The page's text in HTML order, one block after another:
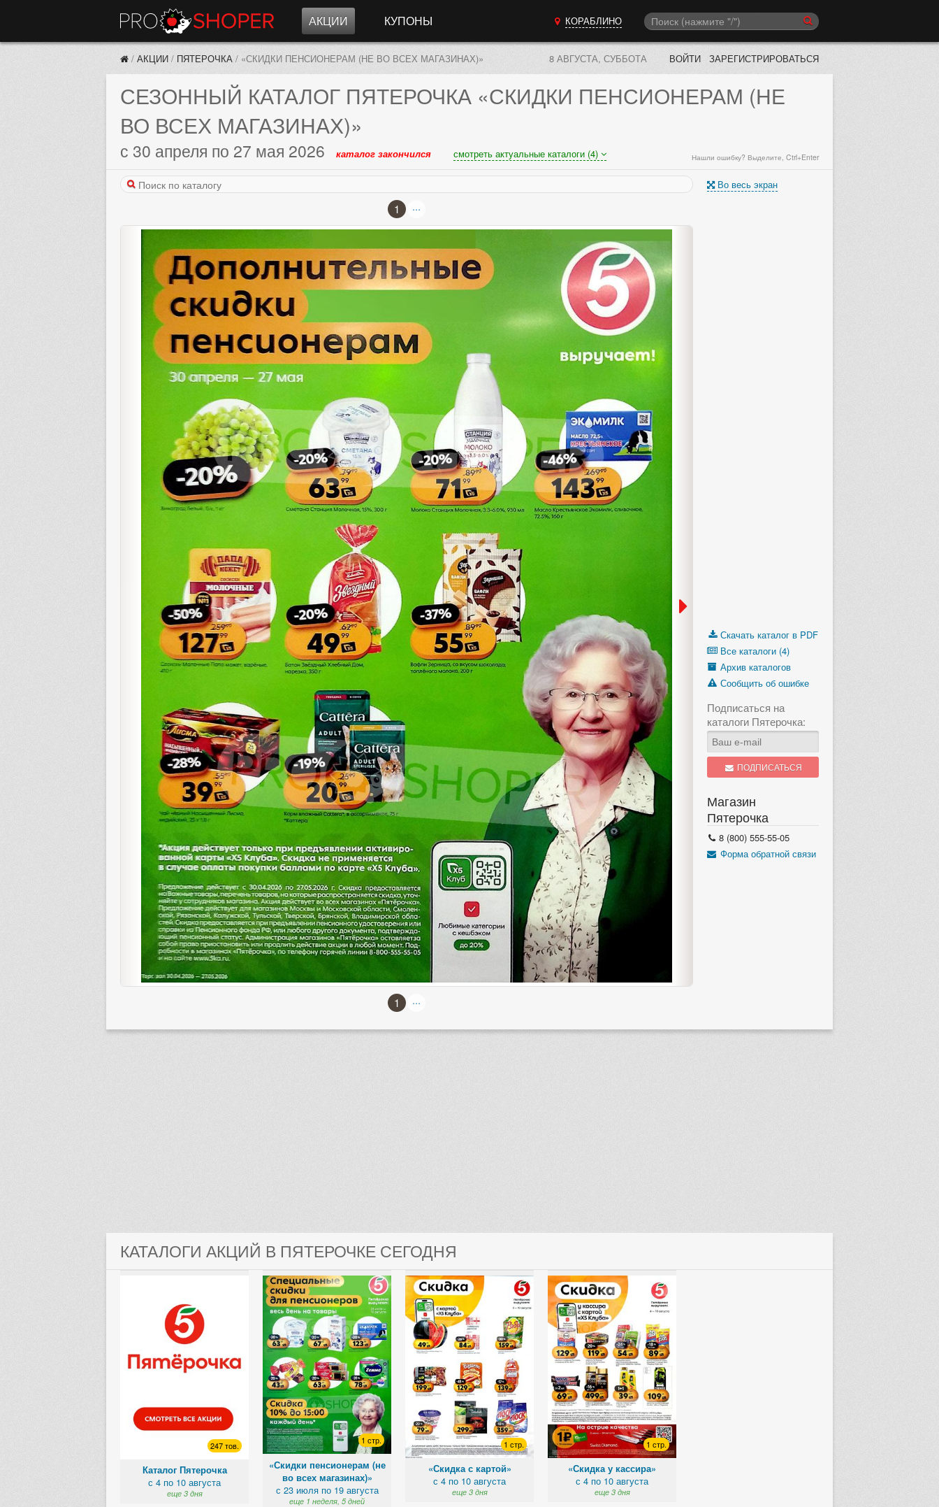
АКЦИИ КУПОНЫ КОРАБЛИНО
/ АКЦИИ / ПЯТЕРОЧКА / «СКИДКИ ПЕНСИОНЕРАМ (НЕ ВО ВСЕХ МАГАЗИНАХ)» 8 АВГУСТА, СУББОТА ВОЙТИ ЗАРЕГИСТРИРОВАТЬСЯ
СЕЗОННЫЙ КАТАЛОГ ПЯТЕРОЧКА «СКИДКИ ПЕНСИОНЕРАМ (НЕ
ВО ВСЕХ МАГАЗИНАХ)»
с 30 апреля по 27 мая 2026 каталог закончился смотреть актуальные каталоги (4) Нашли ошибку? Выделите, Ctrl+Enter
Во весь экран
1 ...
1 ...
Скачать каталог в PDF
Все каталоги (4)
Архив каталогов
Сообщить об ошибке
Подписаться на
каталоги Пятерочка:
ПОДПИСАТЬСЯ
Магазин
Пятерочка
8 (800) 555-55-05
Форма обратной связи
КАТАЛОГИ АКЦИЙ В ПЯТЕРОЧКЕ СЕГОДНЯ
247 тов.
Каталог Пятерочка
с 4 по 10 августа
еще 3 дня
1 стр.
«Скидки пенсионерам (не
во всех магазинах)»
с 23 июля по 19 августа
еще 1 неделя, 5 дней
1 стр.
«Скидка с картой»
с 4 по 10 августа
еще 3 дня
1 стр.
«Скидка у кассира»
с 4 по 10 августа
еще 3 дня